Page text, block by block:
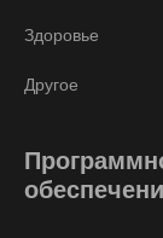
Здоровье
Другое